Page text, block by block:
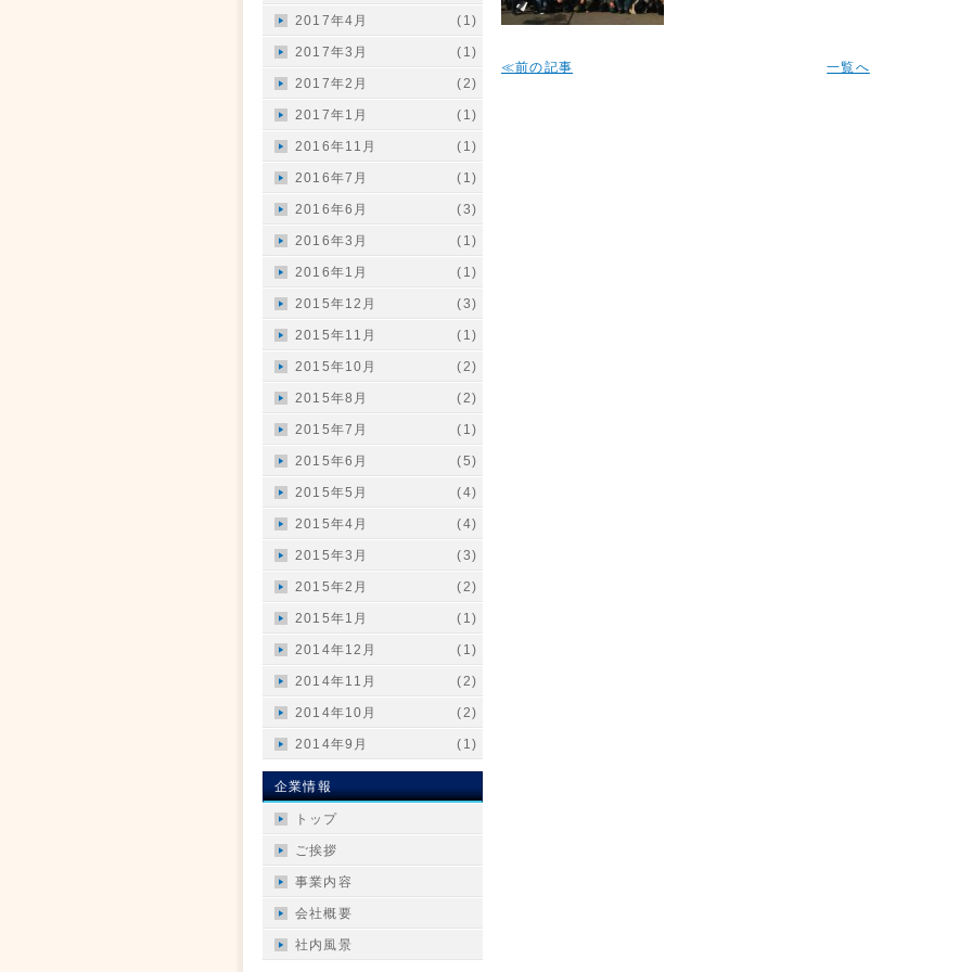
≪前の記事 一覧へ
2017年4月 (1)
2017年3月 (1)
2017年2月 (2)
2017年1月 (1)
2016年11月 (1)
2016年7月 (1)
2016年6月 (3)
2016年3月 (1)
2016年1月 (1)
2015年12月 (3)
2015年11月 (1)
2015年10月 (2)
2015年8月 (2)
2015年7月 (1)
2015年6月 (5)
2015年5月 (4)
2015年4月 (4)
2015年3月 (3)
2015年2月 (2)
2015年1月 (1)
2014年12月 (1)
2014年11月 (2)
2014年10月 (2)
2014年9月 (1)
企業情報
トップ
ご挨拶
事業内容
会社概要
社内風景